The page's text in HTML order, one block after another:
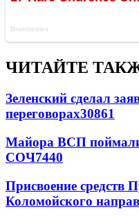
ЧИТАЙТЕ
Зеленский сделал
переговорах30861
Майора ВСП
СОЧ7440
Присвоение средств
Коломойского